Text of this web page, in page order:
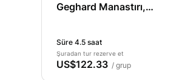
Geghard Manastırı,
Süre 4.5 saat
Şuradan tur rezerve et
US$122.33 / grup